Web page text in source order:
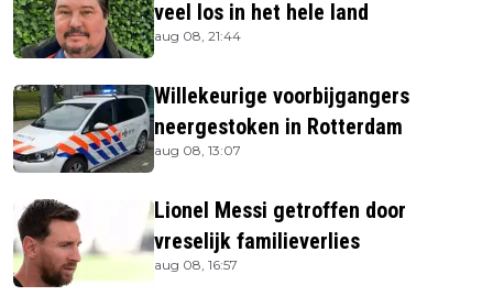
veel los in het hele land
aug 08, 21:44
Willekeurige voorbijgangers
neergestoken in Rotterdam
aug 08, 13:07
Lionel Messi getroffen door
vreselijk familieverlies
aug 08, 16:57